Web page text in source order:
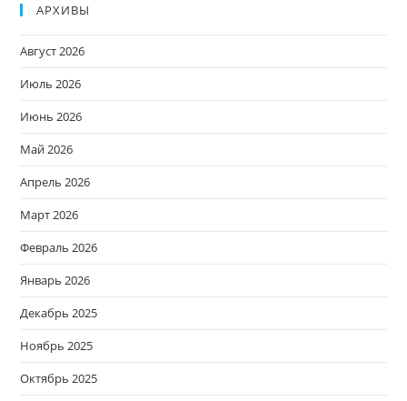
АРХИВЫ
Август 2026
Июль 2026
Июнь 2026
Май 2026
Апрель 2026
Март 2026
Февраль 2026
Январь 2026
Декабрь 2025
Ноябрь 2025
Октябрь 2025